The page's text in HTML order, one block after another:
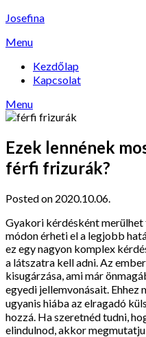
Skip
content
Josefina
Menu
Kezdőlap
Kapcsolat
Menu
Ezek lennének
férfi frizurák?
Posted on 2020.10.06.
Gyakori kérdésként
módon érheti el a legjobb
ez egy nagyon komplex
a látszatra kell adni. Az
kisugárzása, ami már
egyedi jellemvonásait. Ehhez
ugyanis hiába az elragadó
hozzá. Ha szeretnéd tudni,
elindulnod, akkor